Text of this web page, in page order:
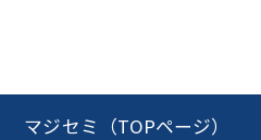
マジセミ（TOPページ）